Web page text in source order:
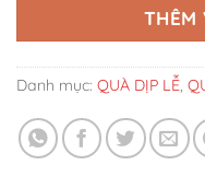
THÊM
Danh mục: QUÀ DỊP LỄ,